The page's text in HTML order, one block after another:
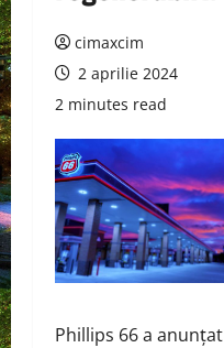
cimaxcim
2 aprilie 2024
2 minutes read
Phillips 66 a anunțat